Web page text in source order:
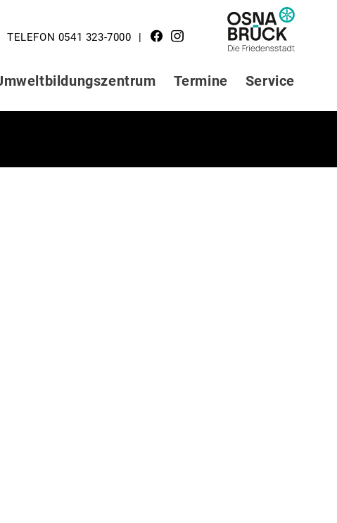
TELEFON 0541 323-7000
LOGO STADT
OSNABRÜCK
Termine Service